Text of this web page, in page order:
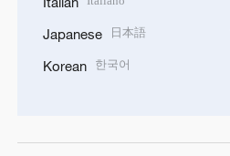
Japanese 日本語
Korean 한국어